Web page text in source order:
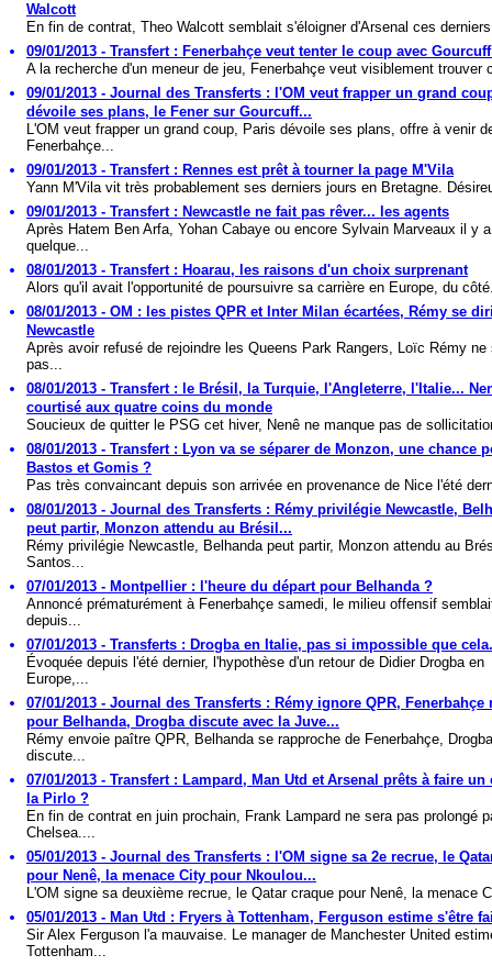
Walcott
En fin de contrat, Theo Walcott semblait s'éloigner d'Arsenal ces
09/01/2013 - Transfert : Fenerbahçe veut tenter le coup avec
A la recherche d'un meneur de jeu, Fenerbahçe veut visiblement trouver
09/01/2013 - Journal des Transferts : l'OM veut frapper un grand
dévoile ses plans, le Fener sur Gourcuff...
L'OM veut frapper un grand coup, Paris dévoile ses plans, offre à venir
Fenerbahçe...
09/01/2013 - Transfert : Rennes est prêt à tourner la page M'Vila
Yann M'Vila vit très probablement ses derniers jours en Bretagne.
09/01/2013 - Transfert : Newcastle ne fait pas rêver... les agents
Après Hatem Ben Arfa, Yohan Cabaye ou encore Sylvain Marveaux il y a
quelque...
08/01/2013 - Transfert : Hoarau, les raisons d'un choix surprenant
Alors qu'il avait l'opportunité de poursuivre sa carrière en Europe, du
08/01/2013 - OM : les pistes QPR et Inter Milan écartées, Rémy se
Newcastle
Après avoir refusé de rejoindre les Queens Park Rangers, Loïc Rémy ne
pas...
08/01/2013 - Transfert : le Brésil, la Turquie, l'Angleterre, l'Italie...
courtisé aux quatre coins du monde
Soucieux de quitter le PSG cet hiver, Nenê ne manque pas de
08/01/2013 - Transfert : Lyon va se séparer de Monzon, une chance
Bastos et Gomis ?
Pas très convaincant depuis son arrivée en provenance de Nice l'été
08/01/2013 - Journal des Transferts : Rémy privilégie Newcastle,
peut partir, Monzon attendu au Brésil...
Rémy privilégie Newcastle, Belhanda peut partir, Monzon attendu au
Santos...
07/01/2013 - Montpellier : l'heure du départ pour Belhanda ?
Annoncé prématurément à Fenerbahçe samedi, le milieu offensif
depuis...
07/01/2013 - Transferts : Drogba en Italie, pas si impossible que
Évoquée depuis l'été dernier, l'hypothèse d'un retour de Didier Drogba en
Europe,...
07/01/2013 - Journal des Transferts : Rémy ignore QPR, Fenerbahçe
pour Belhanda, Drogba discute avec la Juve...
Rémy envoie paître QPR, Belhanda se rapproche de Fenerbahçe, Drogba
discute...
07/01/2013 - Transfert : Lampard, Man Utd et Arsenal prêts à faire un
la Pirlo ?
En fin de contrat en juin prochain, Frank Lampard ne sera pas prolongé
Chelsea....
05/01/2013 - Journal des Transferts : l'OM signe sa 2e recrue, le
pour Nenê, la menace City pour Nkoulou...
L'OM signe sa deuxième recrue, le Qatar craque pour Nenê, la menace
05/01/2013 - Man Utd : Fryers à Tottenham, Ferguson estime s'être
Sir Alex Ferguson l'a mauvaise. Le manager de Manchester United
Tottenham...